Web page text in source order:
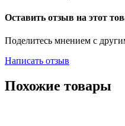
Оставить отзыв на этот
Поделитесь мнением с
Написать отзыв
Похожие товары